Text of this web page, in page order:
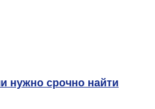
нужно срочно найти